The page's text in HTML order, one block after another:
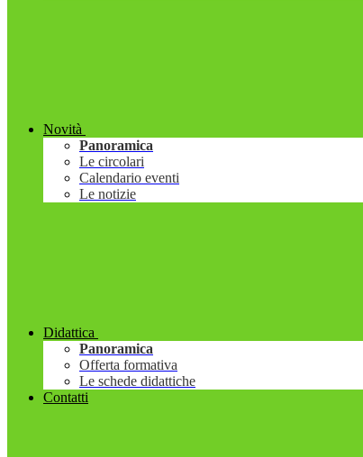
Novità
Panoramica
Le circolari
Calendario eventi
Le notizie
Didattica
Panoramica
Offerta formativa
Le schede didattiche
Contatti